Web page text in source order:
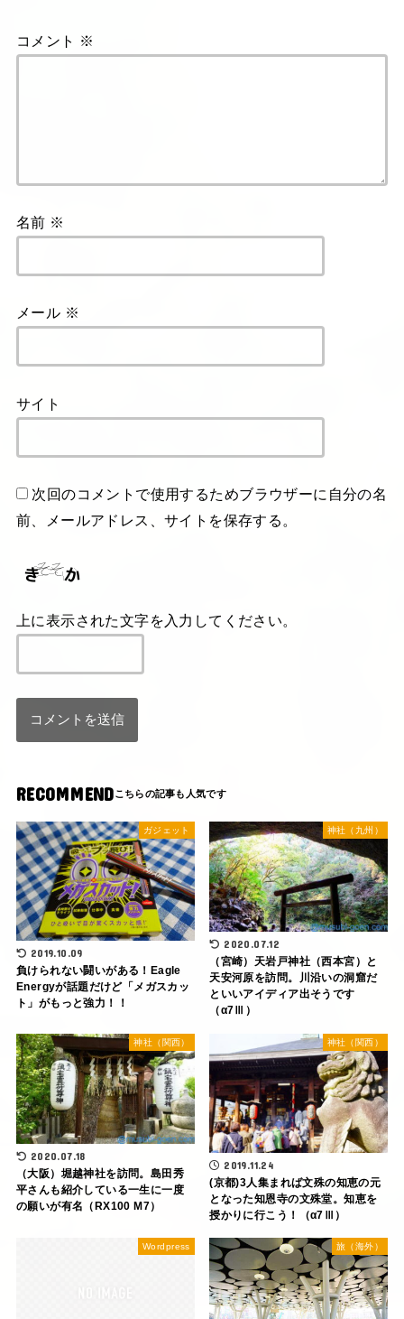
コメント ※
名前 ※
メール ※
サイト
次回のコメントで使用するためブラウザーに自分の名
前、メールアドレス、サイトを保存する。
上に表示された文字を入力してください。
RECOMMEND
ガジェット
2019.10.09
負けられない闘いがある！Eagle
Energyが話題だけど「メガスカッ
ト」がもっと強力！！
神社（九州）
2020.07.12
（宮崎）天岩戸神社（西本宮）と
天安河原を訪問。川沿いの洞窟だ
といいアイディア出そうです
（α7Ⅲ）
神社（関西）
2020.07.18
（大阪）堀越神社を訪問。島田秀
平さんも紹介している一生に一度
の願いが有名（RX100 M7）
神社（関西）
2019.11.24
(京都)3人集まれば文殊の知恵の元
となった知恩寺の文殊堂。知恵を
授かりに行こう！（α7Ⅲ）
Wordpress 旅（海外）